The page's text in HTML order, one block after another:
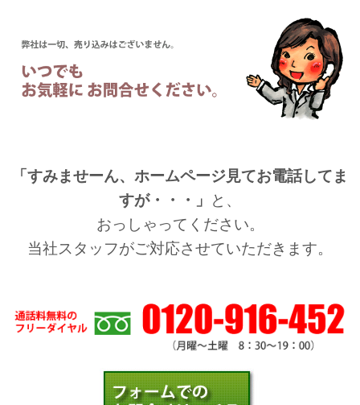
「すみませーん、ホームページ見てお電話してま
すが・・・」
と、
おっしゃってください。
当社スタッフがご対応させていただきます。